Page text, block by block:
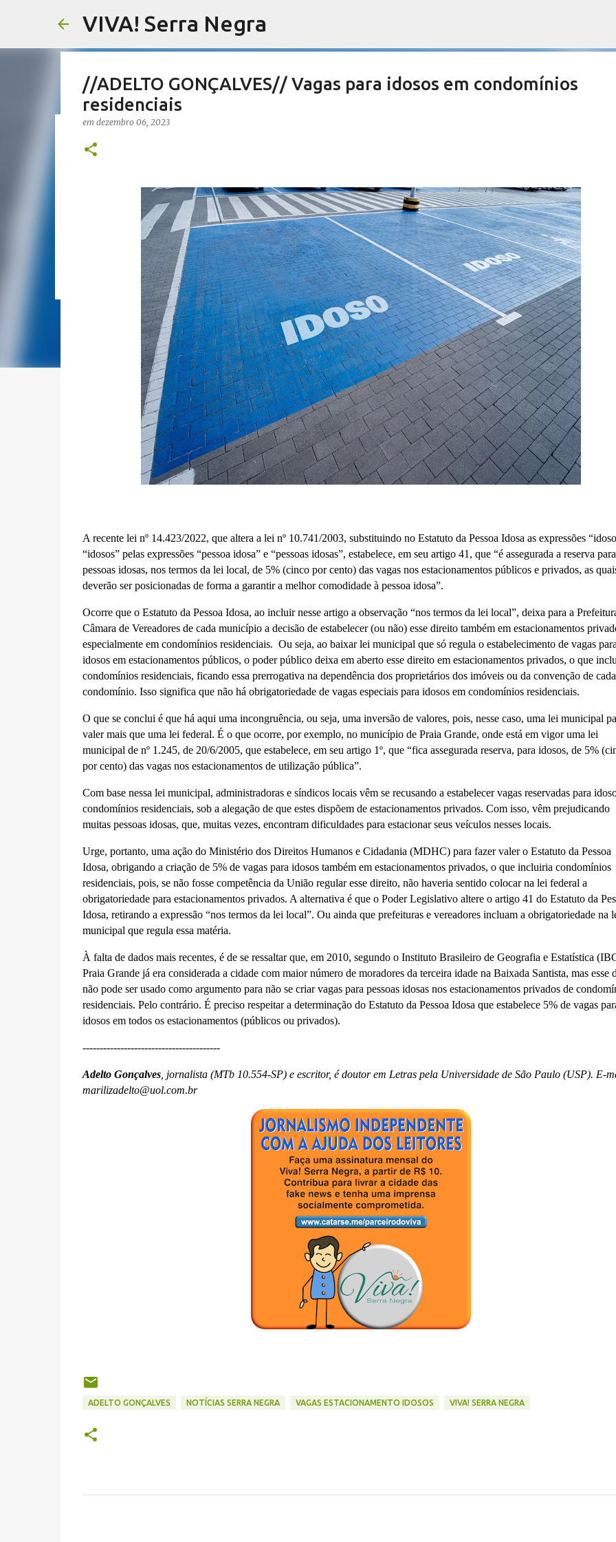
VIVA! Serra Negra
//SALETE SILVA// Vereadores devem aprovar por unanimidade
agosto 05, 2026 EMENDAS IMPOSITIVAS SERRA NEGRA NOTÍCIAS SERRA NEGRA SALETE SILVA VIVA! SERRA NEGRA
//ADELTO GONÇALVES// Vagas para idosos em condomínios
residenciais
em dezembro 06, 2023
A recente lei nº 14.423/2022, que altera a lei nº 10.741/2003, substituindo no Estatuto da Pessoa Idosa as expressões
“idosos” pelas expressões “pessoa idosa” e “pessoas idosas”, estabelece, em seu artigo 41, que “é assegurada a reserva
pessoas idosas, nos termos da lei local, de 5% (cinco por cento) das vagas nos estacionamentos públicos e privados, as
deverão ser posicionadas de forma a garantir a melhor comodidade à pessoa idosa”.
Ocorre que o Estatuto da Pessoa Idosa, ao incluir nesse artigo a observação “nos termos da lei local”, deixa para a
Câmara de Vereadores de cada município a decisão de estabelecer (ou não) esse direito também em estacionamentos
especialmente em condomínios residenciais. Ou seja, ao baixar lei municipal que só regula o estabelecimento de vagas para
idosos em estacionamentos públicos, o poder público deixa em aberto esse direito em estacionamentos privados, o que
condomínios residenciais, ficando essa prerrogativa na dependência dos proprietários dos imóveis ou da convenção de cada
condomínio. Isso significa que não há obrigatoriedade de vagas especiais para idosos em condomínios residenciais.
O que se conclui é que há aqui uma incongruência, ou seja, uma inversão de valores, pois, nesse caso, uma lei municipal
valer mais que uma lei federal. É o que ocorre, por exemplo, no município de Praia Grande, onde está em vigor uma lei
municipal de nº 1.245, de 20/6/2005, que estabelece, em seu artigo 1º, que “fica assegurada reserva, para idosos, de 5%
por cento) das vagas nos estacionamentos de utilização pública”.
Com base nessa lei municipal, administradoras e síndicos locais vêm se recusando a estabelecer vagas reservadas para
condomínios residenciais, sob a alegação de que estes dispõem de estacionamentos privados. Com isso, vêm prejudicando
muitas pessoas idosas, que, muitas vezes, encontram dificuldades para estacionar seus veículos nesses locais.
Urge, portanto, uma ação do Ministério dos Direitos Humanos e Cidadania (MDHC) para fazer valer o Estatuto da Pessoa
Idosa, obrigando a criação de 5% de vagas para idosos também em estacionamentos privados, o que incluiria condomínios
residenciais, pois, se não fosse competência da União regular esse direito, não haveria sentido colocar na lei federal a
obrigatoriedade para estacionamentos privados. A alternativa é que o Poder Legislativo altere o artigo 41 do Estatuto da
Idosa, retirando a expressão “nos termos da lei local”. Ou ainda que prefeituras e vereadores incluam a obrigatoriedade na
municipal que regula essa matéria.
À falta de dados mais recentes, é de se ressaltar que, em 2010, segundo o Instituto Brasileiro de Geografia e Estatística
Praia Grande já era considerada a cidade com maior número de moradores da terceira idade na Baixada Santista, mas esse
não pode ser usado como argumento para não se criar vagas para pessoas idosas nos estacionamentos privados de
residenciais. Pelo contrário. É preciso respeitar a determinação do Estatuto da Pessoa Idosa que estabelece 5% de vagas
idosos em todos os estacionamentos (públicos ou privados).
----------------------------------------
Adelto Gonçalves, jornalista (MTb 10.554-SP) e escritor, é doutor em Letras pela Universidade de São Paulo (USP). E-
marilizadelto@uol.com.br
ADELTO GONÇALVES NOTÍCIAS SERRA NEGRA VAGAS ESTACIONAMENTO IDOSOS VIVA! SERRA NEGRA